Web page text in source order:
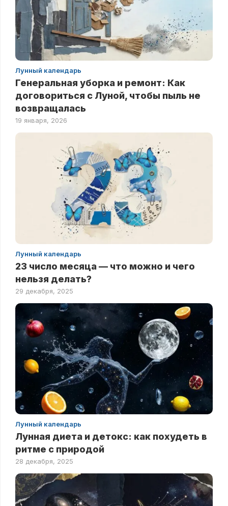
Лунный календарь
Генеральная уборка и ремонт: Как
договориться с Луной, чтобы пыль не
возвращалась
19 января, 2026
Лунный календарь
23 число месяца — что можно и чего
нельзя делать?
29 декабря, 2025
Лунный календарь
Лунная диета и детокс: как похудеть в
ритме с природой
28 декабря, 2025